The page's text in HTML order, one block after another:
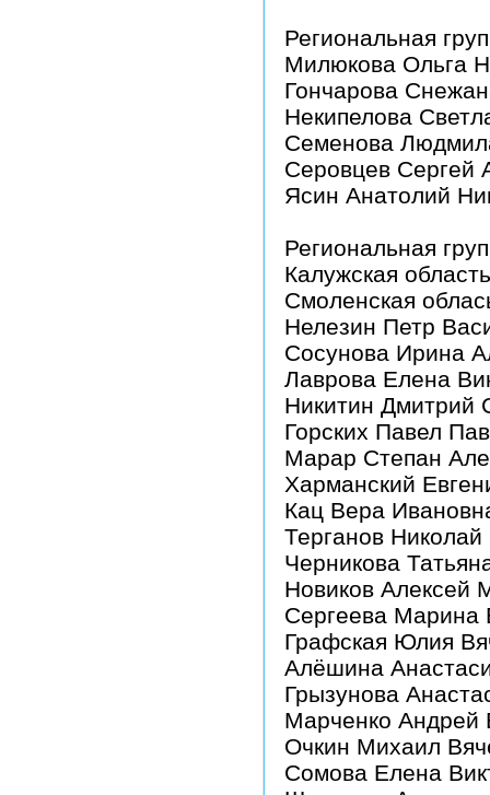
Региональная
Милюкова Ольга
Гончарова
Некипелова
Семенова
Серовцев Сергей
Ясин Анатолий
Региональная
Калужская
Смоленская
Нелезин Петр
Сосунова Ирина
Лаврова Елена
Никитин Дмитрий
Горских Павел
Марар Степан
Харманский
Кац Вера
Терганов Николай
Черникова
Новиков Алексей
Сергеева Марина
Графская Юлия
Алёшина
Грызунова
Марченко Андрей
Очкин Михаил
Сомова Елена